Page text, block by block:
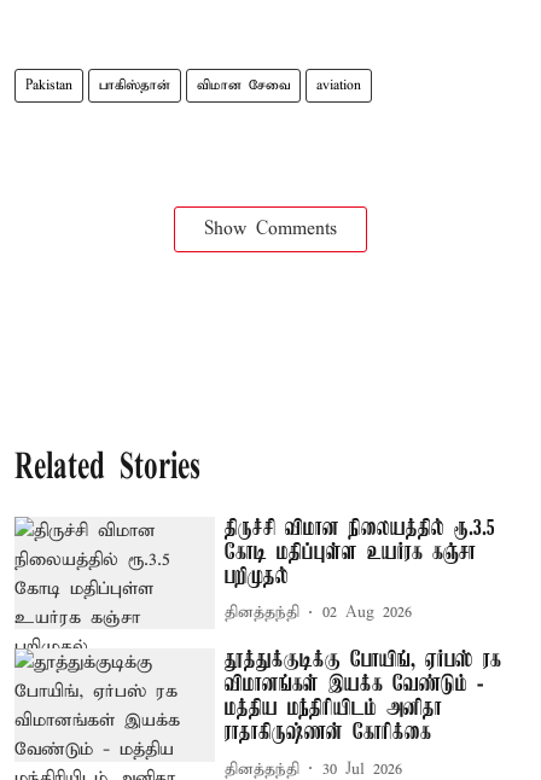
Pakistan பாகிஸ்தான் விமான சேவை aviation
Show Comments
Related Stories
திருச்சி விமான நிலையத்தில் ரூ.3.5
கோடி மதிப்புள்ள உயர்ரக கஞ்சா
பறிமுதல்
தினத்தந்தி 02 Aug 2026
தூத்துக்குடிக்கு போயிங், ஏர்பஸ் ரக
விமானங்கள் இயக்க வேண்டும் -
மத்திய மந்திரியிடம் அனிதா
ராதாகிருஷ்ணன் கோரிக்கை
தினத்தந்தி 30 Jul 2026